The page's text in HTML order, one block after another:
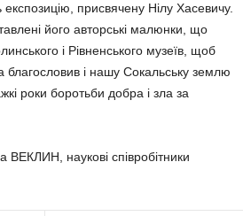
присвячену Нілу Хасевичу.
його авторські малюнки, що
і Рівненського музеїв, щоб
благословив і нашу Сокальську землю
роки боротьби добра і зла за
наукові співробітники